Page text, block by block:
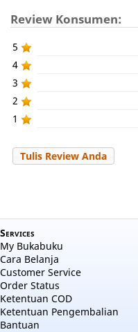
Review Konsumen:
5
4
3
2
1
Tulis Review Anda
Services
My Bukabuku
Cara Belanja
Customer Service
Order Status
Ketentuan COD
Ketentuan Pengembalian
Bantuan